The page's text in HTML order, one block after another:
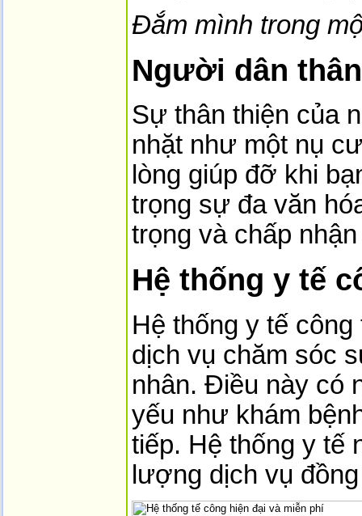
Đắm mình trong
Người dân
Sự thân thiện của
nhặt như một nụ
lòng giúp đỡ khi
trọng sự đa văn
trọng và chấp
Hệ thống y tế
Hệ thống y tế
dịch vụ chăm sóc
nhân. Điều này có
yếu như khám
tiếp. Hệ thống y tế
lượng dịch vụ